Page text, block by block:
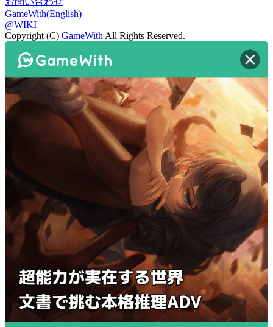
GameWith(English)
@WIKI
Copyright (C) GameWith All Rights Reserved.